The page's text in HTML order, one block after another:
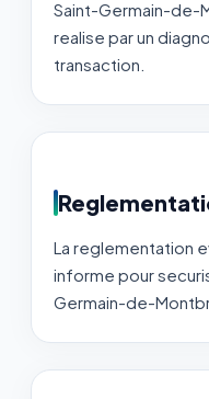
Saint-Germain-de-
realise par un
transaction.
La reglementation
informe pour
Germain-de-